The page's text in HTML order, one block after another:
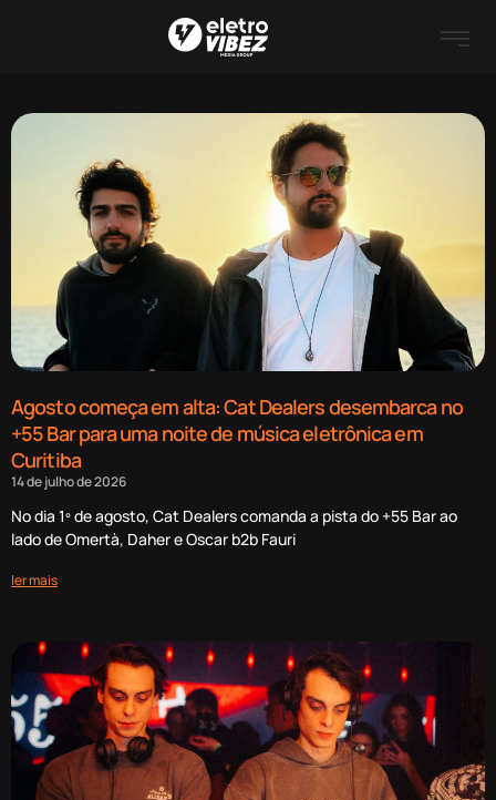
Agosto começa em alta: Cat Dealers desembarca no
+55 Bar para uma noite de música eletrônica em
Curitiba
14 de julho de 2026
No dia 1º de agosto, Cat Dealers comanda a pista do +55 Bar ao
lado de Omertà, Daher e Oscar b2b Fauri
ler mais